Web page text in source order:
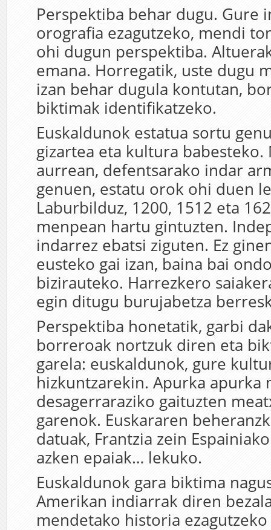
Perspektiba behar dugu. Gure
orografia ezagutzeko, mendi
ohi dugun perspektiba.
emana. Horregatik, uste dugu
izan behar dugula kontutan,
biktimak identifikatzeko.
Euskaldunok estatua sortu
gizartea eta kultura babesteko.
aurrean, defentsarako indar
genuen, estatu orok ohi duen
Laburbilduz, 1200, 1512 eta
menpean hartu gintuzten.
indarrez ebatsi ziguten. Ez
eusteko gai izan, baina bai
bizirauteko. Harrezkero
egin ditugu burujabetza
Perspektiba honetatik, garbi
borreroak nortzuk diren eta
garela: euskaldunok, gure
hizkuntzarekin. Apurka apurka
desagerraraziko gaituzten
garenok. Euskararen
datuak, Frantzia zein
azken epaiak… lekuko.
Euskaldunok gara biktima
Amerikan indiarrak diren
mendetako historia